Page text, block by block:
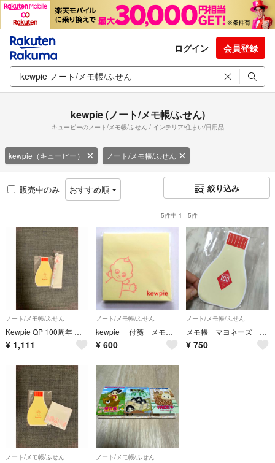
ログイン 会員登録
kewpie (ノート/メモ帳/ふせん)
キューピーのノート/メモ帳/ふせん / インテリア/住まい/日用品
kewpie（キューピー） ノート/メモ帳/ふせん
販売中のみ おすすめ順 絞り込み
5件中 1 - 5件
ノート/メモ帳/ふせん
Kewpie QP 100周年 メモ ボールペン
¥ 1,111
ノート/メモ帳/ふせん
kewpie 付箋 メモ用紙 正方形 黄色
¥ 600
ノート/メモ帳/ふせん
メモ帳 マヨネーズ キューピー
¥ 750
ノート/メモ帳/ふせん ノート/メモ帳/ふせん